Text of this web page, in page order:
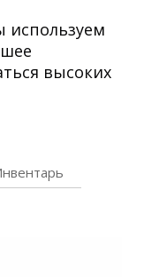
высоких